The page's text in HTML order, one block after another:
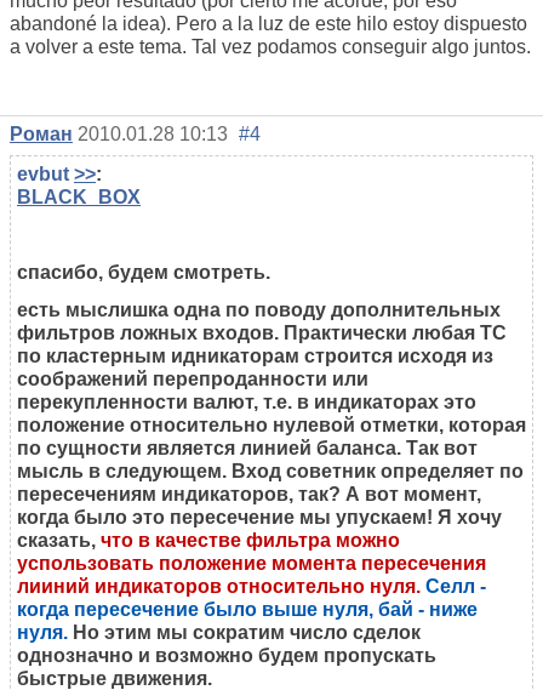
abandoné la idea). Pero a la luz de este hilo estoy dispuesto
a volver a este tema. Tal vez podamos conseguir algo juntos.
Роман 2010.01.28 10:13 #4
evbut >>:
BLACK_BOX
спасибо, будем смотреть.
есть мыслишка одна по поводу дополнительных
фильтров ложных входов. Практически любая ТС
по кластерным идникаторам строится исходя из
соображений перепроданности или
перекупленности валют, т.е. в индикаторах это
положение относительно нулевой отметки, которая
по сущности является линией баланса. Так вот
мысль в следующем. Вход советник определяет по
пересечениям индикаторов, так? А вот момент,
когда было это пересечение мы упускаем! Я хочу
сказать, что в качестве фильтра можно
успользовать положение момента пересечения
лииний индикаторов относительно нуля. Селл -
когда пересечение было выше нуля, бай - ниже
нуля. Но этим мы сократим число сделок
однозначно и возможно будем пропускать
быстрые движения.